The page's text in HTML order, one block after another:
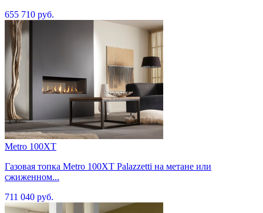
655 710 руб.
Metro 100XT
Газовая топка Metro 100XT Palazzetti на метане или
сжиженном...
711 040 руб.